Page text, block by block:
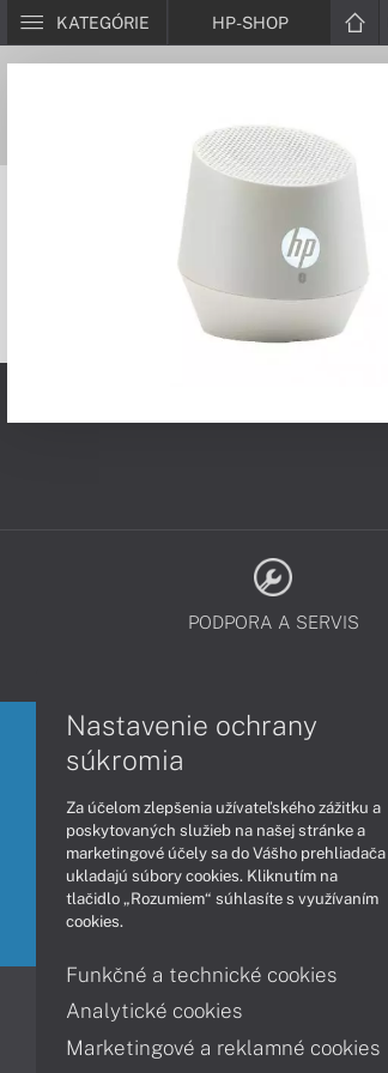
KATEGÓRIE HP-SHOP
PODPORA A SERVIS
Informácie
Obchodné podmienky
Nastavenie ochrany
súkromia
Za účelom zlepšenia užívateľského zážitku a
poskytovaných služieb na našej stránke a
marketingové účely sa do Vášho prehliadača
ukladajú súbory cookies. Kliknutím na
tlačidlo „Rozumiem“ súhlasíte s využívaním
cookies.
Funkčné a technické cookies
Analytické cookies
Marketingové a reklamné cookies